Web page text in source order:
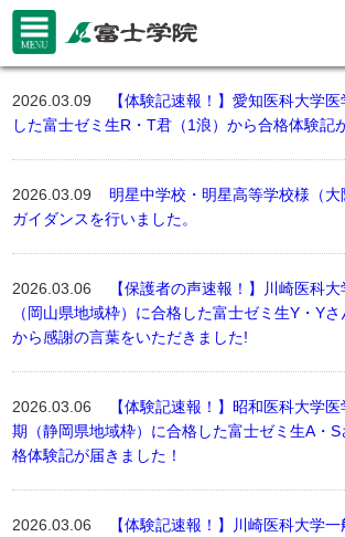
2026.03.09
【体験記速報！】愛知医科大学
した富士ゼミ生R・T君（1浪）から合格体験記
2026.03.09 明星中学校・明星高等学校様（
ガイダンスを行いました。
2026.03.06
【保護者の声速報！】川崎医科
（岡山県地域枠）に合格した富士ゼミ生Y・Y
から感謝の言葉をいただきました!
2026.03.06
【体験記速報！】昭和医科大学
期（静岡県地域枠）に合格した富士ゼミ生A・
格体験記が届きました！
2026.03.06
【体験記速報！】川崎医科大学